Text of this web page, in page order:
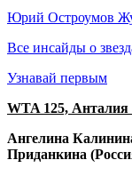
Юрий Остроумов
Все инсайды о
Узнавай первым
WTA 125, Анталия
Ангелина
Приданкина